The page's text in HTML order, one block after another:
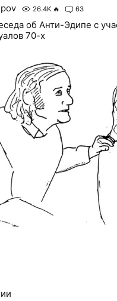
26.4K 🔥 63
об Анти-Эдипе с
70-х